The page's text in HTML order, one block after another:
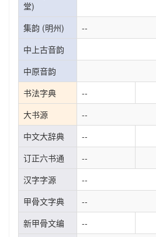
堂)
集韵 (明州)
--
中上古音韵
中原音韵
书法字典
--
大书源
--
中文大辞典
--
订正六书通
--
汉字字源
--
甲骨文字典
--
新甲骨文编
--